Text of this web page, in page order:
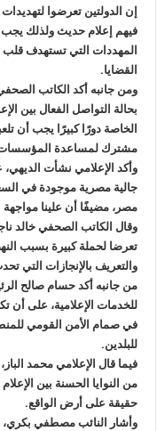
إن الدولتين تعرضوا
فيهم إعلام حديث ولذلك يجب
المهددات التي تستهدف قلب
القضايا.
ومن جانبه أكد الكاتب
بحالة التواصل الفعال بين
الخاصة دورًا كبيرًا يجب أن
مشترك لمساعدة المؤسسات
وأكد الإعلامي نشأت الديهي،
جالية مصرية موجودة في
مصر، مضيفًا أن علينا مواجهة
وقال الكاتب الصحفي خالد
تعرضا لحملة كبيرة بسبب
والتعريف بالإنجازات التي
من جانبه أكد حسام صالح
للخدمات الإعلامية، على أن
في صمام الأمن القومي
للبلدين.
فيما قال الإعلامي محمد
من النوايا الحسنة بين
حقيقة على أرض الواقع.
وأشار النائب مصطفي بكري،